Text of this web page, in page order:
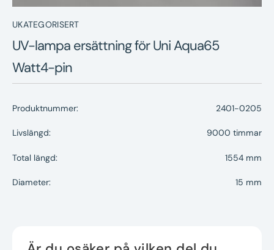
UKATEGORISERT
UV-lampa ersättning för Uni Aqua65
Watt4-pin
Produktnummer: 2401-0205
Livslängd: 9000 timmar
Total längd: 1554 mm
Diameter: 15 mm